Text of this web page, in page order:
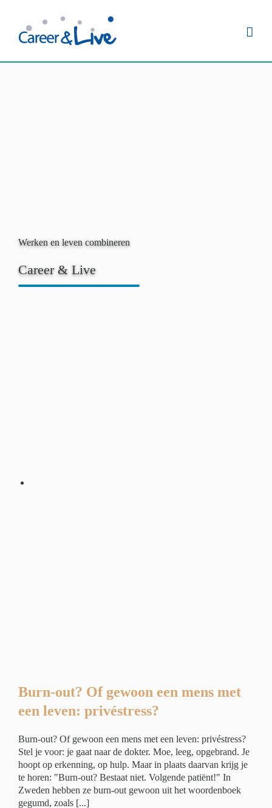
inhoud
Werken en leven combineren
Career & Live
Burn-out? Of gewoon een mens met
een leven: privéstress?
Burn-out? Of gewoon een mens met een leven: privéstress?
Stel je voor: je gaat naar de dokter. Moe, leeg, opgebrand. Je
hoopt op erkenning, op hulp. Maar in plaats daarvan krijg je
te horen: "Burn-out? Bestaat niet. Volgende patiënt!" In
Zweden hebben ze burn-out gewoon uit het woordenboek
gegumd, zoals [...]